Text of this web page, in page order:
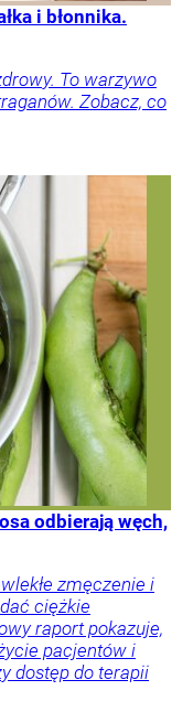
i błonnika.
To warzywo
Zobacz, co
odbierają węch,
zmęczenie i
ciężkie
raport pokazuje,
pacjentów i
dostęp do terapii